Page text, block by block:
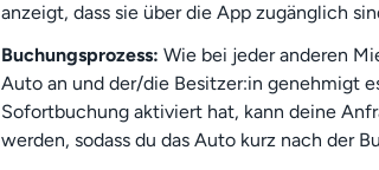
anzeigt, dass sie über die App zugänglich
Buchungsprozess: Wie bei jeder anderen
Auto an und der/die Besitzer:in genehmigt
Sofortbuchung aktiviert hat, kann deine
werden, sodass du das Auto kurz nach der